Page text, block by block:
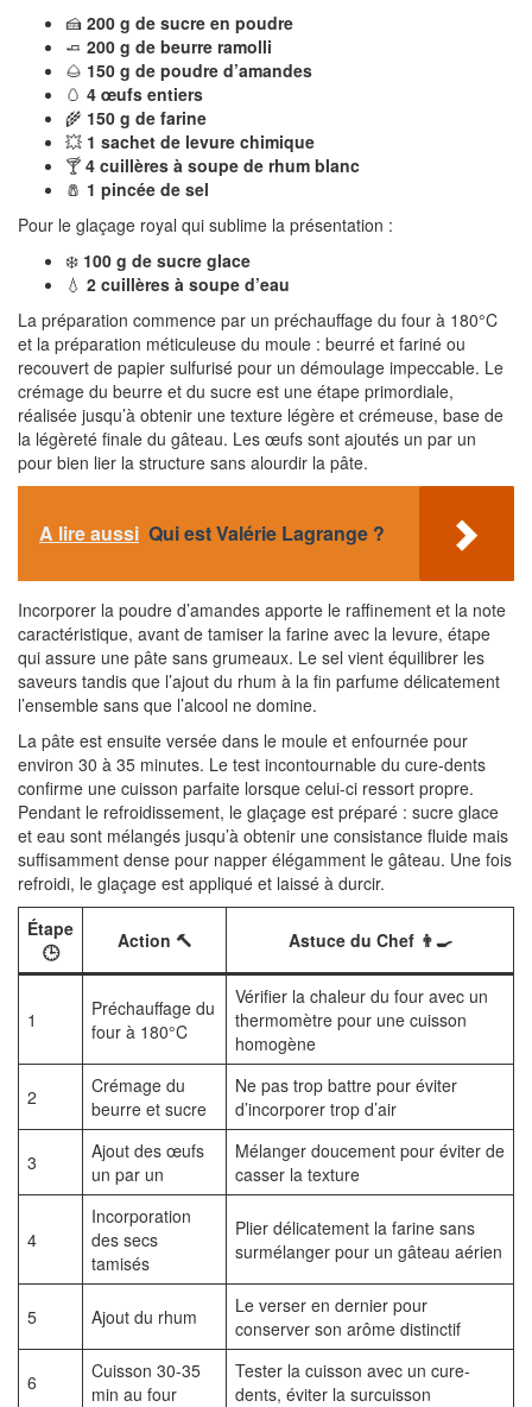
🍰 200 g de sucre en poudre
🧈 200 g de beurre ramolli
🌰 150 g de poudre d’amandes
🥚 4 œufs entiers
🌾 150 g de farine
💥 1 sachet de levure chimique
🍸 4 cuillères à soupe de rhum blanc
🧂 1 pincée de sel
Pour le glaçage royal qui sublime la présentation :
❄️ 100 g de sucre glace
💧 2 cuillères à soupe d’eau
La préparation commence par un préchauffage du four à 180°C
et la préparation méticuleuse du moule : beurré et fariné ou
recouvert de papier sulfurisé pour un démoulage impeccable. Le
crémage du beurre et du sucre est une étape primordiale,
réalisée jusqu’à obtenir une texture légère et crémeuse, base de
la légèreté finale du gâteau. Les œufs sont ajoutés un par un
pour bien lier la structure sans alourdir la pâte.
A lire aussi Qui est Valérie Lagrange ?
Incorporer la poudre d’amandes apporte le raffinement et la note
caractéristique, avant de tamiser la farine avec la levure, étape
qui assure une pâte sans grumeaux. Le sel vient équilibrer les
saveurs tandis que l’ajout du rhum à la fin parfume délicatement
l’ensemble sans que l’alcool ne domine.
La pâte est ensuite versée dans le moule et enfournée pour
environ 30 à 35 minutes. Le test incontournable du cure-dents
confirme une cuisson parfaite lorsque celui-ci ressort propre.
Pendant le refroidissement, le glaçage est préparé : sucre glace
et eau sont mélangés jusqu’à obtenir une consistance fluide mais
suffisamment dense pour napper élégamment le gâteau. Une fois
refroidi, le glaçage est appliqué et laissé à durcir.
Étape
🕒
Action 🔨 Astuce du Chef 👨‍🍳
1
Préchauffage du
four à 180°C
Vérifier la chaleur du four avec un
thermomètre pour une cuisson
homogène
2
Crémage du
beurre et sucre
Ne pas trop battre pour éviter
d’incorporer trop d’air
3
Ajout des œufs
un par un
Mélanger doucement pour éviter de
casser la texture
4
Incorporation
des secs
tamisés
Plier délicatement la farine sans
surmélanger pour un gâteau aérien
5 Ajout du rhum
Le verser en dernier pour
conserver son arôme distinctif
6
Cuisson 30-35
min au four
Tester la cuisson avec un cure-
dents, éviter la surcuisson